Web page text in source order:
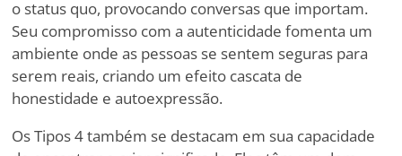
o status quo, provocando conversas que importam.
Seu compromisso com a autenticidade fomenta um
ambiente onde as pessoas se sentem seguras para
serem reais, criando um efeito cascata de
honestidade e autoexpressão.
Os Tipos 4 também se destacam em sua capacidade